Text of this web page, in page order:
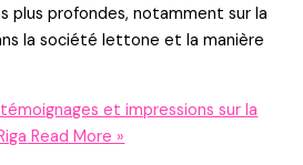
plus profondes, notamment sur la
la société lettone et la manière
et impressions sur la
Read More »